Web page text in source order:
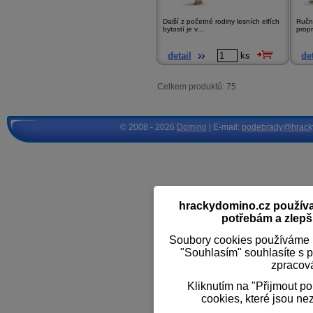
Další z početné rodiny lesních elfích
bytostí je v...
detail ks
Celkem produktů: 75
hrackydomino.cz
potřebám a
Soubory cookies
"Souhlasím" souhlasíte s
Kliknutím na "Přijmout
cookies, které jsou
© 2008 - 2026 Domino | E-mail: